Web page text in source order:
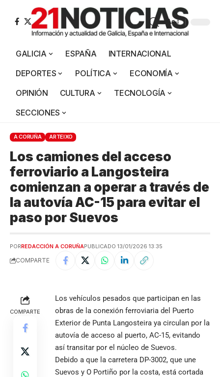
Aa
GALICIA ESPAÑA
INTERNACIONAL
DEPORTES
POLÍTICA
ECONOMÍA
OPINIÓN
CULTURA
TECNOLOGÍA
SECCIONES
A CORUÑA ARTEIXO
Los camiones del acceso
ferroviario a Langosteira
comienzan a operar a través de
la autovía AC-15 para evitar el
paso por Suevos
PORREDACCIÓN A CORUÑAPUBLICADO 13/01/2026 13:35
COMPARTE
COMPARTE
Los vehículos pesados que participan en las
obras de la conexión ferroviaria del Puerto
Exterior de Punta Langosteira ya circulan por la
autovía de acceso al puerto, AC-15, evitando
así transitar por el núcleo de Suevos.
Debido a que la carretera DP-3002, que une
Suevos y O Portiño por la costa, está cortada